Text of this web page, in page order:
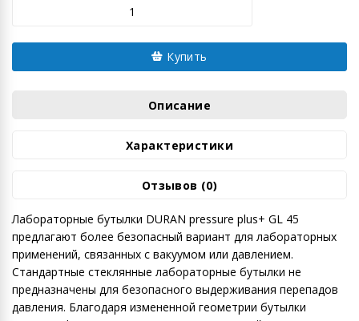
Купить
Описание
Характеристики
Отзывов (0)
Лабораторные бутылки DURAN pressure plus+ GL 45
предлагают более безопасный вариант для лабораторных
применений, связанных с вакуумом или давлением.
Стандартные стеклянные лабораторные бутылки не
предназначены для безопасного выдерживания перепадов
давления. Благодаря измененной геометрии бутылки